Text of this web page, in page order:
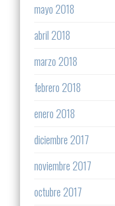
mayo 2018
abril 2018
marzo 2018
febrero 2018
enero 2018
diciembre 2017
noviembre 2017
octubre 2017